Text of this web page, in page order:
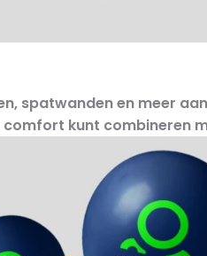
spatwanden en meer
kunt combineren